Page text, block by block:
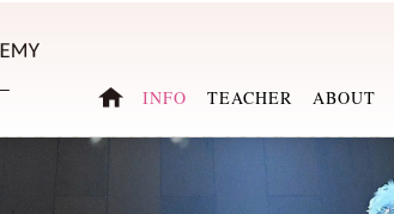
INFO TEACHER ABOUT